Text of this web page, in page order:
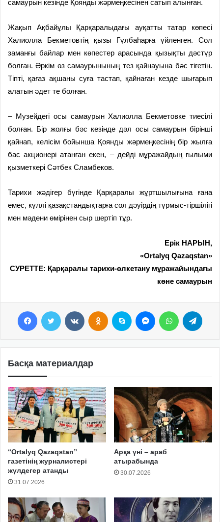
самаурын кезінде Қоянды жәрмеңкесінен сатып алынған.
Жақып Ақбайұлы Қарқаралыдағы ауқатты татар көпесі
Халиолла Бекметовтің қызы Гүлбаһарға үйленген. Сол
заманғы байлар мен көпестер арасында қызықты дәстүр
болған. Әркім өз самаурынының тез қайнауына бәс тігетін.
Тіпті, қағаз ақшаны суға тастап, қайнаған кезде шығарып
алатын әдет те болған.
– Музейдегі осы самаурын Халиолла Бекметовке тиесілі
болған. Бір жолғы бәс кезінде дәл осы самаурын бірінші
қайнап, келісім бойынша Қоянды жәрмеңкесінің бір жылға
бас акционері атанған екен, – дейді мұражайдың ғылыми
қызметкері Сәтбек Сламбеков.
Тарихи жәдігер бүгінде Қарқаралы жұртшылығына ғана
емес, күллі қазақстандықтарға сол дәуірдің тұрмыс-тіршілігі
мен мәдени өмірінен сыр шертіп тұр.
Ерік НАРЫН,
«Ortalyq Qazaqstan»
СУРЕТТЕ: Қарқаралы тарихи-өлкетану мұражайындағы
көне самаурын
Басқа материалдар
“Ortalyq Qazaqstan”
газетінің журналистері
жүлдегер атанды
31.07.2026
Арқа үні – араб
атырабында
30.07.2026